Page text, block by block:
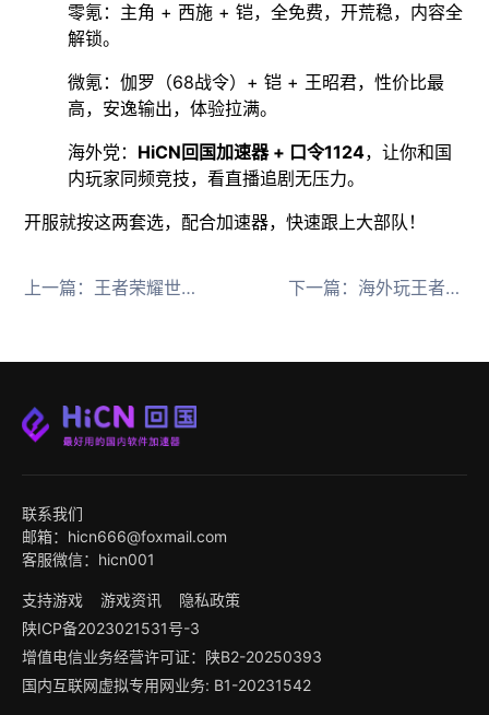
零氪：主角 + 西施 + 铠，全免费，开荒稳，内容全
解锁。
微氪：伽罗（68战令）+ 铠 + 王昭君，性价比最
高，安逸输出，体验拉满。
海外党： HiCN回国加速器 + 口令1124，让你和国
内玩家同频竞技，看直播追剧无压力。
开服就按这两套选，配合加速器，快速跟上大部队！
上一篇： 王者荣耀世界公测，海外用HiCN回国加速器优化网络 下一篇： 海外玩王者荣耀世界必备HiCN回国加速器解决延迟卡顿
联系我们
邮箱：hicn666@foxmail.com
客服微信：hicn001
支持游戏 游戏资讯
隐私政策
陕ICP备2023021531号-3
增值电信业务经营许可证：陕B2-20250393
国内互联网虚拟专用网业务: B1-20231542